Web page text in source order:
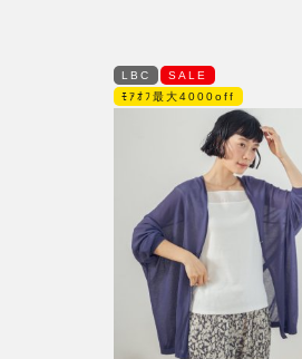
LBC
SALE
ﾓｱｵﾌ最大4000off